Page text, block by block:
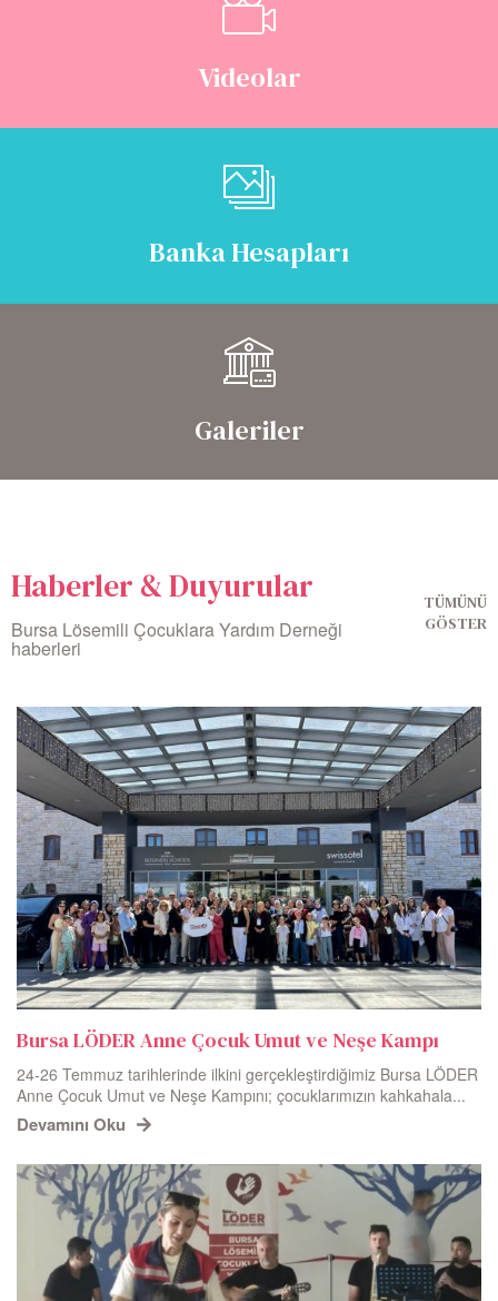
Videolar
Banka Hesapları
Galeriler
Haberler & Duyurular
Bursa Lösemili Çocuklara Yardım Derneği
haberleri
TÜMÜNÜ
GÖSTER
Bursa LÖDER Anne Çocuk Umut ve Neşe Kampı
24-26 Temmuz tarihlerinde ilkini gerçekleştirdiğimiz Bursa LÖDER
Anne Çocuk Umut ve Neşe Kampını; çocuklarımızın kahkahala...
Devamını Oku